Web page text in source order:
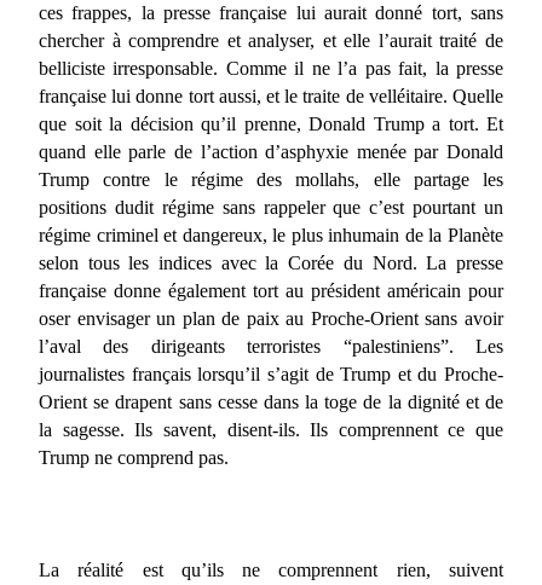
ces frappes, la presse française lui aurait donné tort, sans
chercher à comprendre et analyser, et elle l’aurait traité de
belliciste irresponsable. Comme il ne l’a pas fait, la presse
française lui donne tort aussi, et le traite de velléitaire. Quelle
que soit la décision qu’il prenne, Donald Trump a tort. Et
quand elle parle de l’action d’asphyxie menée par Donald
Trump contre le régime des mollahs, elle partage les
positions dudit régime sans rappeler que c’est pourtant un
régime criminel et dangereux, le plus inhumain de la Planète
selon tous les indices avec la Corée du Nord. La presse
française donne également tort au président américain pour
oser envisager un plan de paix au Proche-Orient sans avoir
l’aval des dirigeants terroristes “palestiniens”. Les
journalistes français lorsqu’il s’agit de Trump et du Proche-
Orient se drapent sans cesse dans la toge de la dignité et de
la sagesse. Ils savent, disent-ils. Ils comprennent ce que
Trump ne comprend pas.
La réalité est qu’ils ne comprennent rien, suivent